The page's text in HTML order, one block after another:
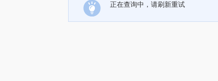
正在查询中，请刷新重试